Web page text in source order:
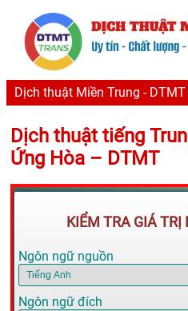
Dịch thuật Miền Trung - DTMT
Dịch thuật tiếng
Ứng Hòa – DTMT
KIỂM TRA GIÁ TRỊ
Ngôn ngữ nguồn
Ngôn ngữ đích